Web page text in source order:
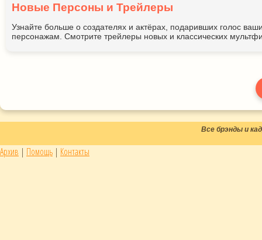
Новые Персоны и Трейлеры
Узнайте больше о создателях и актёрах, подаривших голос
персонажам. Смотрите трейлеры новых и классических
Все брэнды и
Архив | Помощь | Контакты